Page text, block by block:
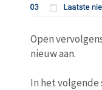
Open
nieuw aan.
In het volgende